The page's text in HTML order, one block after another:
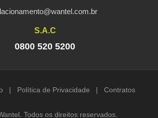
S.A.C
0800 520 5200
| Política de Privacidade | Contratos
Todos os direitos reservados.